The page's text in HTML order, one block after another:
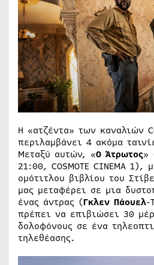
Η «ατζέντα» των καναλιών
περιλαμβάνει 4 ακόμα
Μεταξύ αυτών, «Ο Άτρωτος»
21:00, COSMOTE CINEMA 1),
ομότιτλου βιβλίου του
μας μεταφέρει σε μια
ένας άντρας (Γκλεν Πάουελ-
πρέπει να επιβιώσει 30
δολοφόνους σε ένα
τηλεθέασης.